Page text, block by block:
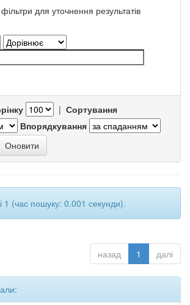
для уточнення результатів
| Сортування
Впорядкування
1 (час пошуку: 0.001 секунди).
назад 1 далі